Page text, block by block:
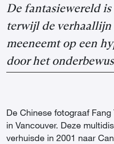
De fantasiewereld is
terwijl de
meeneemt op een
door het
De Chinese fotograaf
in Vancouver. Deze
verhuisde in 2001 naar